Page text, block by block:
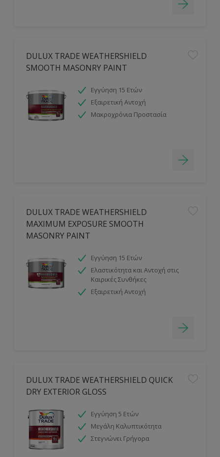
DULUX TRADE WEATHERSHIELD
SMOOTH MASONRY PAINT
Εγγύηση 15 Ετών
Εξαιρετική Αντοχή
Μακροχρόνια Προστασία
DULUX TRADE WEATHERSHIELD
MAXIMUM EXPOSURE SMOOTH
MASONRY PAINT
Εγγύηση 15 Ετών
Ελαστικότητα και Αντοχή στις
Καιρικές Συνθήκες
Εξαιρετική Αντοχή
DULUX TRADE WEATHERSHIELD QUICK
DRY EXTERIOR GLOSS
Εγγύηση 5 Ετών
Μεγάλη Καλυπτικότητα
Στεγνώνει Γρήγορα